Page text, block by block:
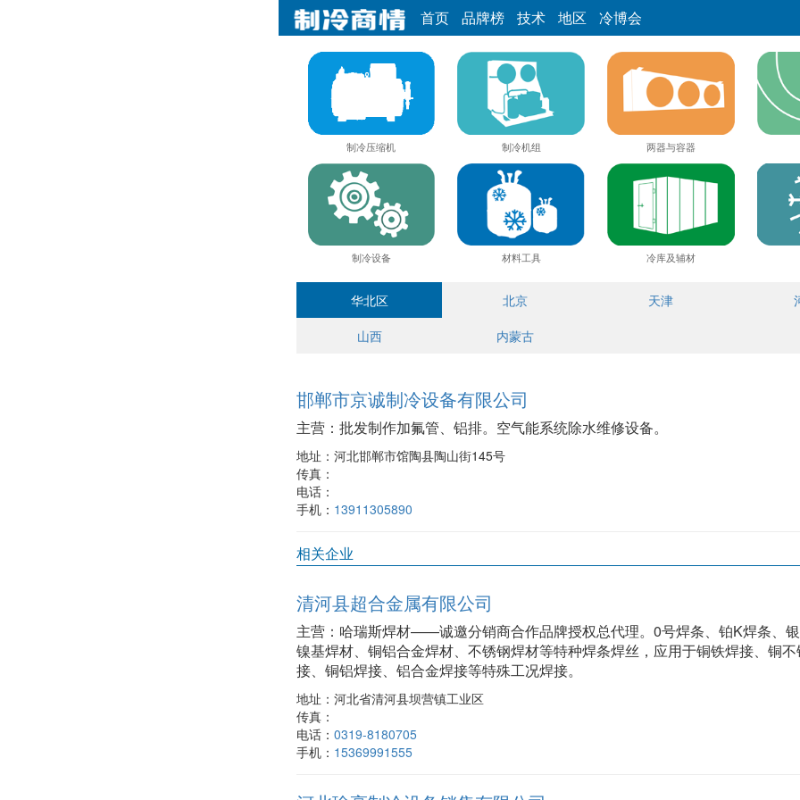
首页 品牌榜 技术 地区 冷博会
制冷压缩机 制冷机组 两器与容器
制冷设备 材料工具 冷库及辅材
华北区 北京 天津
山西
内蒙古
邯郸市京诚制冷设备有限公司
主营： 批发制作加氟管、铝排。空气能系统除水维修设备。
地址： 河北邯郸市馆陶县陶山街145号
传真：
电话：
手机： 13911305890
相关企业
清河县超合金属有限公司
主营： 哈瑞斯焊材——诚邀分销商合作品牌授权总代理。0号焊条、铂K焊条、银
镍基焊材、铜铝合金焊材、不锈钢焊材等特种焊条焊丝，应用于铜铁焊接、铜
接、铜铝焊接、铝合金焊接等特殊工况焊接。
地址： 河北省清河县坝营镇工业区
传真：
电话： 0319-8180705
手机： 15369991555